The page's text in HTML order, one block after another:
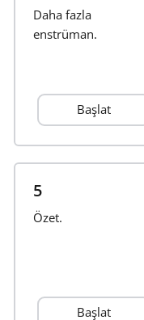
한국어
हिन्दी
Italiano
Português
Daha fazla
enstrüman.
Başlat
5
Özet.
Başlat